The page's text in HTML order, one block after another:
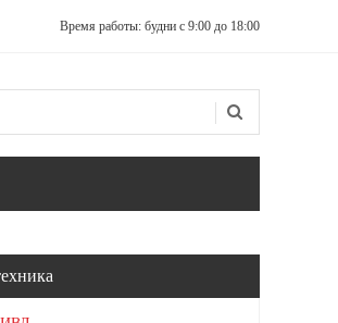
Время работы: будни с 9:00 до 18:00